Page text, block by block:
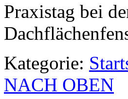
Praxistag bei
Kategorie:
NACH OBEN